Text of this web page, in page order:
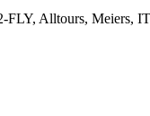
Alltours, Meiers,